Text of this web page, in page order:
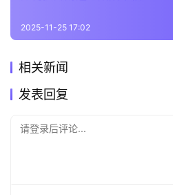
2025-11-25 17:02
相关新闻
发表回复
请登录后评论...